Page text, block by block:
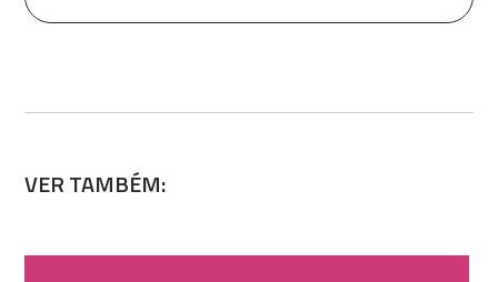
VER TAMBÉM: